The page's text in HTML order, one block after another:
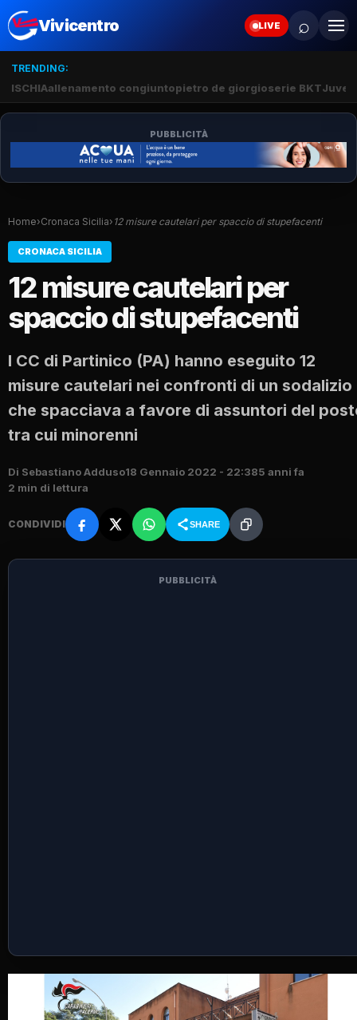
Vivicentro LIVE ⌕
TRENDING:
ISCHIAallenamento congiuntopietro de giorgioserie BKTJuve
PUBBLICITÀ
Home›Cronaca Sicilia› 12 misure cautelari per spaccio di stupefacenti
CRONACA SICILIA
12 misure cautelari per
spaccio di stupefacenti
I CC di Partinico (PA) hanno eseguito 12
misure cautelari nei confronti di un sodalizio
che spacciava a favore di assuntori del
tra cui minorenni
Di Sebastiano Adduso18 Gennaio 2022 - 22:385 anni fa
2 min di lettura
CONDIVIDI SHARE
PUBBLICITÀ